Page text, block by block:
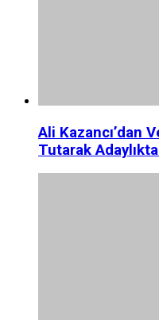
Ali Kazancı’dan
Tutarak